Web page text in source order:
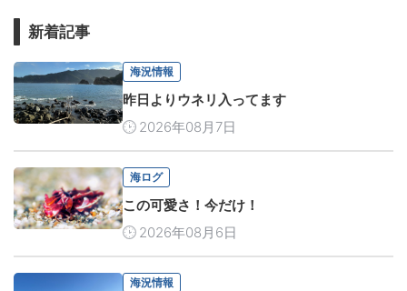
新着記事
海況情報
昨日よりウネリ入ってます
2026年08月7日
海ログ
この可愛さ！今だけ！
2026年08月6日
海況情報